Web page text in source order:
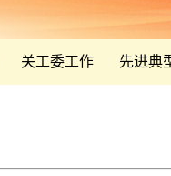
关工委工作 先进典